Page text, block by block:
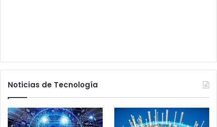
Noticias de Tecnología